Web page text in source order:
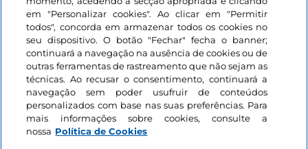
em "Personalizar cookies". Ao clicar em "Permitir
todos", concorda em armazenar todos os cookies no
seu dispositivo. O botão "Fechar" fecha o banner;
continuará a navegação na ausência de cookies ou de
outras ferramentas de rastreamento que não sejam as
técnicas. Ao recusar o consentimento, continuará a
navegação sem poder usufruir de conteúdos
personalizados com base nas suas preferências. Para
mais informações sobre cookies, consulte a
nossa Política de Cookies